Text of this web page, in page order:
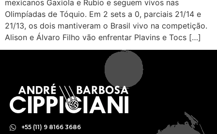
mexicanos Gaxiola e Rubio e seguem vivos nas
Olimpíadas de Tóquio. Em 2 sets a 0, parciais 21/14 e
21/13, os dois mantiveram o Brasil vivo na competição.
Alison e Álvaro Filho vão enfrentar Plavins e Tocs […]
+55 (11) 9 8166 3686